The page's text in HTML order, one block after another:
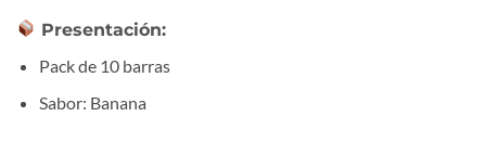
Presentación:
Pack de 10 barras
Sabor: Banana